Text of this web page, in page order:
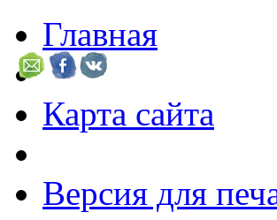
Главная
Карта сайта
Версия для